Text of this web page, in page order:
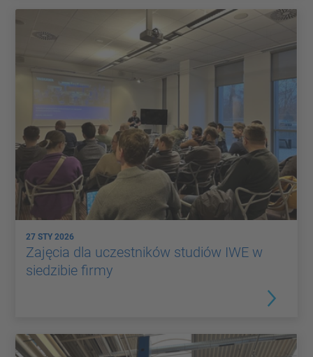
27 STY 2026
Zajęcia dla uczestników studiów IWE w
siedzibie firmy